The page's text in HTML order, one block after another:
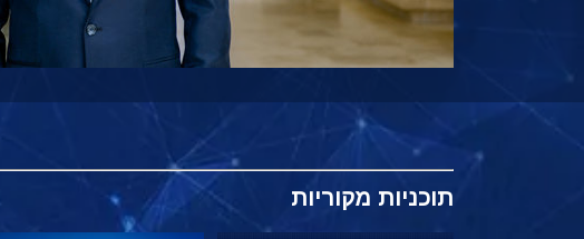
תוכניות מקוריות